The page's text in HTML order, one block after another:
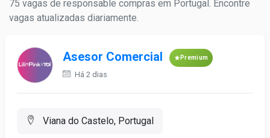
75 vagas de responsable compras em Portugal. Encontre
vagas atualizadas diariamente.
Asesor Comercial Premium
Há 2 dias
Viana do Castelo, Portugal